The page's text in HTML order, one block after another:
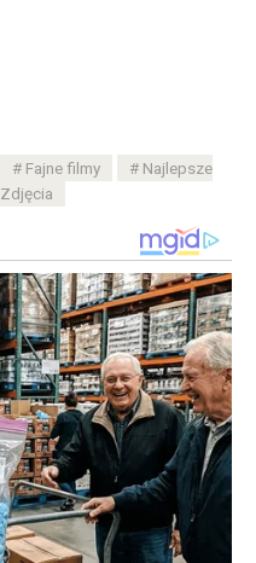
Fajne filmy
Najlepsze
Zdjęcia